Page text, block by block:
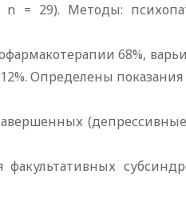
= 29). Методы:
68%,
Определены